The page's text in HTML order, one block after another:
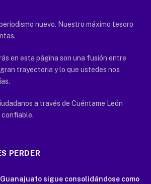
nuevo. Nuestro máximo tesoro
en esta página son una fusión entre
trayectoria y lo que ustedes nos
a través de Cuéntame León
PERDER
Guanajuato sigue consolidándose como